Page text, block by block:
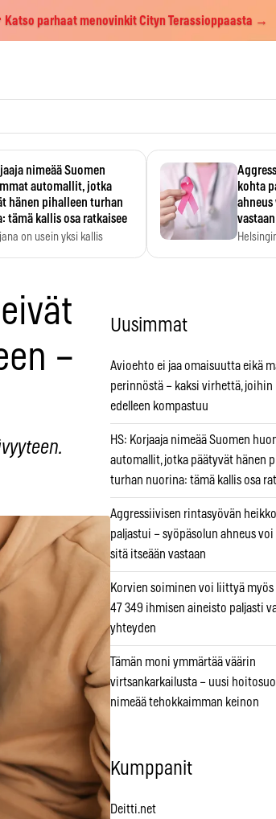
Katso parhaat menovinkit Cityn Terassioppaasta →
nimeää Suomen
automallit, jotka
hänen pihalleen turhan
tämä kallis osa ratkaisee
on usein yksi kallis
kohta
ahneus
vastaan
–
Uusimmat
Avioehto ei jaa omaisuutta eikä
perinnöstä – kaksi virhettä, joihin
edelleen kompastuu
HS: Korjaaja nimeää Suomen
automallit, jotka päätyvät hänen
turhan nuorina: tämä kallis osa
Aggressiivisen rintasyövän
paljastui – syöpäsolun ahneus
sitä itseään vastaan
Korvien soiminen voi liittyä myös
47 349 ihmisen aineisto paljasti
yhteyden
Tämän moni ymmärtää väärin
virtsankarkailusta – uusi
nimeää tehokkaimman keinon
Kumppanit
Deitti.net